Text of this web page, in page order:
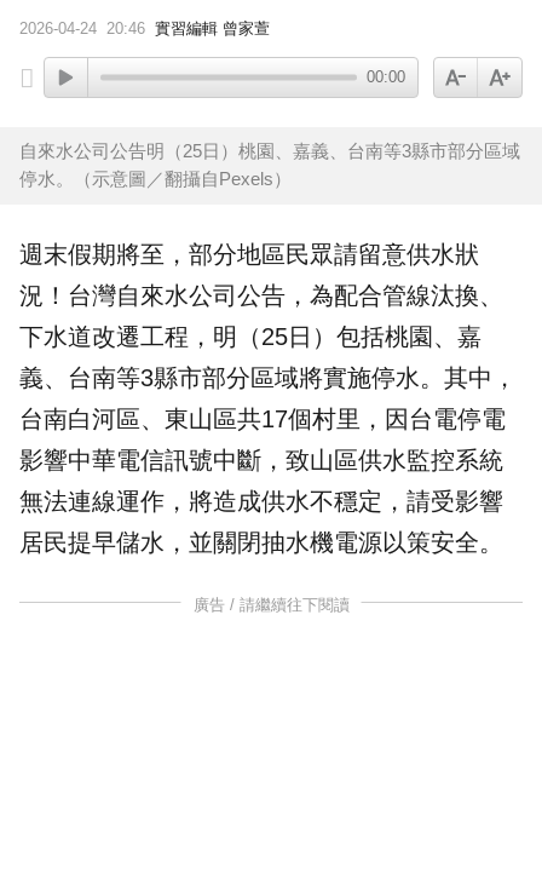
2026-04-24 20:46 實習編輯 曾家萱
00:00
自來水公司公告明（25日）桃園、嘉義、台南等3縣市部分區域
停水。（示意圖／翻攝自Pexels）
週末假期將至，部分地區民眾請留意供水狀
況！ 台灣自來水公司 公告，為配合管線汰換、
下水道改遷工程，明（25日）包括桃園、嘉
義、台南等3縣市部分區域將實施停水。其中，
台南白河區、東山區共17個村里，因台電停電
影響中華電信訊號中斷，致山區供水監控系統
無法連線運作，將造成供水不穩定，請受影響
居民提早儲水 ，並關閉抽水機電源以策安全。
廣告 / 請繼續往下閱讀